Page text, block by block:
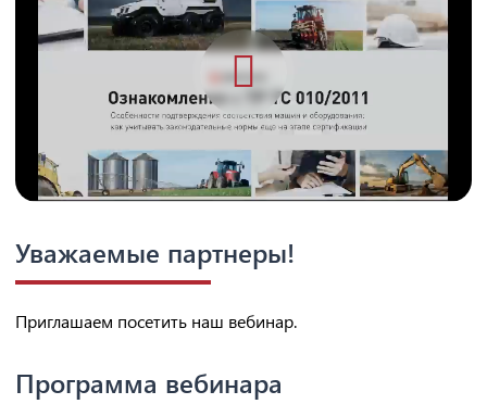
Уважаемые партнеры!
Приглашаем посетить наш вебинар.
Программа вебинара